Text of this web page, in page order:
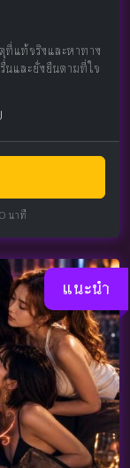
ที่แท้จริงและหาทาง
นและยั่งยืนตามที่ใจ
นาที
แนะนำ